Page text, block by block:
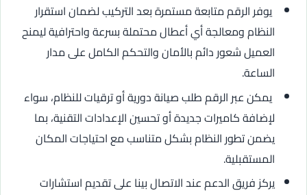
يوفر الرقم متابعة مستمرة بعد التركيب لضمان استقرار
النظام ومعالجة أي أعطال محتملة بسرعة واحترافية ليمنح
العميل شعور دائم بالأمان والتحكم الكامل على مدار
الساعة.
يمكن عبر الرقم طلب صيانة دورية أو ترقيات للنظام، سواء
لإضافة كاميرات جديدة أو تحسين الإعدادات التقنية، بما
يضمن تطور النظام بشكل متناسب مع احتياجات المكان
المستقبلية.
يركز فريق الدعم عند الاتصال بينا على تقديم استشارات